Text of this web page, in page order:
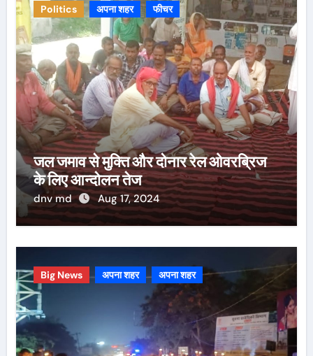
Politics अपना शहर फीचर
जल जमाव से मुक्ति और दोनार रेल ओवरब्रिज
के लिए आन्दोलन तेज
dnv md Aug 17, 2024
Big News अपना शहर अपना शहर